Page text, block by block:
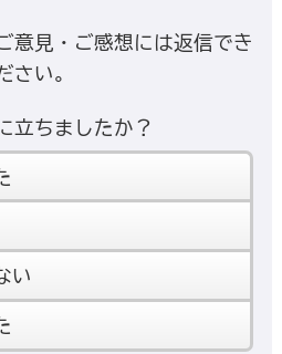
意見・ご感想には返信でき
さい。
立ちましたか？
い